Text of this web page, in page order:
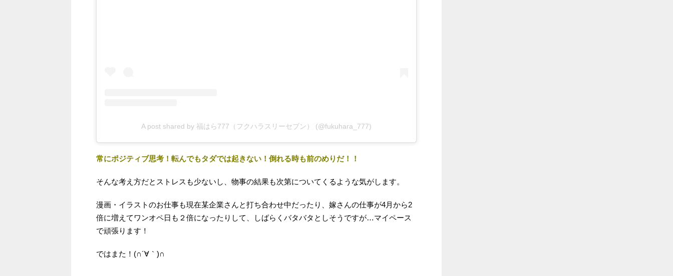
A post shared by 福はら777（フクハラスリーセブン） (@fukuhara_777)
常にポジティブ思考！転んでもタダでは起きない！倒れる時も前のめりだ！！
そんな考え方だとストレスも少ないし、物事の結果も次第についてくるような気がします。
漫画・イラストのお仕事も現在某企業さんと打ち合わせ中だったり、嫁さんの仕事が4月から2
倍に増えてワンオペ日も２倍になったりして、しばらくバタバタとしそうですが…マイペース
で頑張ります！
ではまた！(∩´∀｀)∩